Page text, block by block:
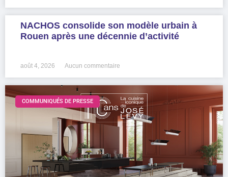
NACHOS consolide son modèle urbain à
Rouen après une décennie d’activité
août 4, 2026 Aucun commentaire
COMMUNIQUÉS DE PRESSE